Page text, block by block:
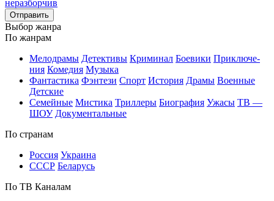
Отправить
Вы­бор жан­ра
По жан­рам
Ме­ло­дра­мы Де­тек­ти­вы Кри­ми­нал Бое­ви­ки При­клю­че­
ния Ко­ме­дия Му­зы­ка
Фан­та­сти­ка Фэн­те­зи Спорт Ис­то­рия Дра­мы Во­ен­ные
Дет­ские
Се­мей­ные Мис­ти­ка Трил­ле­ры Био­гра­фия Ужа­сы ТВ —
ШОУ До­ку­мен­таль­ные
По стра­нам
Рос­сия Ук­раи­на
СССР Бе­ла­русь
По ТВ Ка­на­лам